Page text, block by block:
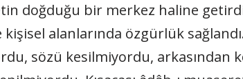
doğduğu bir merkez haline
alanlarında özgürlük
sözü kesilmiyordu, arkasından